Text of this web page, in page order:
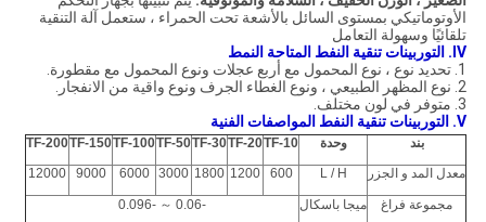
الأوتوماتيكي بمستوى السائل بالأشعة تحت الحمراء ، ستعمل آلة التنقية
تلقائيًا وسهولة التعامل
IV.
التوربينات تنقية النفط المتاحة النمط
1. تحديد نوع ، نوع المحمول مع أربع عجلات ونوع المحمول مع مقطورة.
2. نوع المظهر الطبيعي ، ونوع الغطاء الجرف ونوع واقية من الانفجار.
3. متوفر في لون مختلف.
V. التوربينات تنقية النفط المواصفات الفنية
بند وحدة TF-10
TF-20
TF-30
TF-50
TF-100
TF-150
TF-200
معدل المد و الجزر
L / H
600
1200
1800
3000
6000
9000
12000
مجموعة فراغ ميجا باسكال
-0.06 ～ -0.096